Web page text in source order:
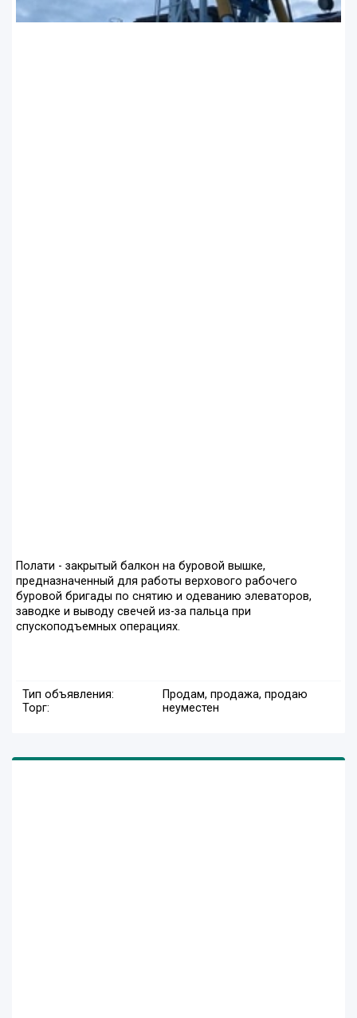
Полати - закрытый балкон на буровой вышке,
предназначенный для работы верхового рабочего
буровой бригады по снятию и одеванию элеваторов,
заводке и выводу свечей из-за пальца при
спускоподъемных операциях.
Тип объявления:
Продам, продажа, продаю
Торг:
неуместен